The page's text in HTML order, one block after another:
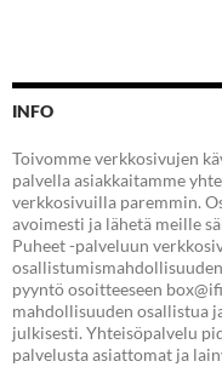
INFO
Toivomme verkkosivujen
palvella asiakkaitamme
verkkosivuilla paremmin.
avoimesti ja lähetä meille
Puheet -palveluun
pyyntö osoitteeseen
mahdollisuuden osallistua
julkisesti. Yhteisöpalvelu
palvelusta asiattomat ja